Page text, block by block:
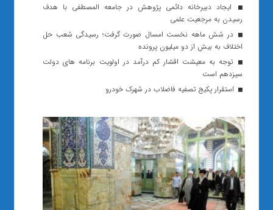
ایجاد دبیرخانه دائمی پژوهش در جامعه المصطفی با هدف
رسیدن به مرجعیت علمی
در شش ماهه نخست امسال صورت گرفت؛ رسیدگی شعب حل
اختلاف به بیش از دو میلیون پرونده
توجه به معیشت اقشار کم درآمد در اولویت برنامه های دولت
سیزدهم است
استقرار پکیج تصفیه فاضلاب در شهرک خودرو